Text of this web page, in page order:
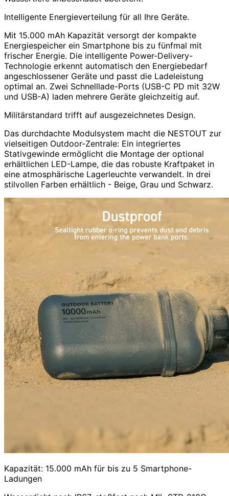
Intelligente Energieverteilung für all Ihre Geräte.
Mit 15.000 mAh Kapazität versorgt der kompakte
Energiespeicher ein Smartphone bis zu fünfmal mit
frischer Energie. Die intelligente Power-Delivery-
Technologie erkennt automatisch den Energiebedarf
angeschlossener Geräte und passt die Ladeleistung
optimal an. Zwei Schnelllade-Ports (USB-C PD mit 32W
und USB-A) laden mehrere Geräte gleichzeitig auf.
Militärstandard trifft auf ausgezeichnetes Design.
Das durchdachte Modulsystem macht die NESTOUT zur
vielseitigen Outdoor-Zentrale: Ein integriertes
Stativgewinde ermöglicht die Montage der optional
erhältlichen LED-Lampe, die das robuste Kraftpaket in
eine atmosphärische Lagerleuchte verwandelt. In drei
stilvollen Farben erhältlich - Beige, Grau und Schwarz.
Kapazität: 15.000 mAh für bis zu 5 Smartphone-
Ladungen